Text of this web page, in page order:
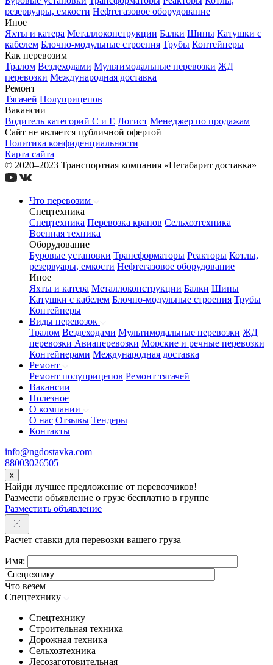
резервуары, емкости Нефтегазовое оборудование
Иное
Яхты и катера Металлоконструкции Балки Шины Катушки с
кабелем Блочно-модульные строения Трубы Контейнеры
Как перевозим
Тралом Вездеходами Мультимодальные перевозки ЖД
перевозки Международная доставка
Ремонт
Тягачей Полуприцепов
Вакансии
Водитель категорий С и Е Логист Менеджер по продажам
Сайт не является публичной офертой
Политика конфиденциальности
Карта сайта
© 2020–2023 Транспортная компания «Негабарит доставка»
Что перевозим
Спецтехника
Спецтехника Перевозка кранов Сельхозтехника
Военная техника
Оборудование
Буровые установки Трансформаторы Реакторы Котлы,
резервуары, емкости Нефтегазовое оборудование
Иное
Яхты и катера Металлоконструкции Балки Шины
Катушки с кабелем Блочно-модульные строения Трубы
Контейнеры
Виды перевозок
Тралом Вездеходами Мультимодальные перевозки ЖД
перевозки Авиаперевозки Морские и речные перевозки
Контейнерами Международная доставка
Ремонт
Ремонт полуприцепов Ремонт тягачей
Вакансии
Полезное
О компании
О нас Отзывы Тендеры
Контакты
info@ngdostavka.com
88003026505
x
Найди лучшее предложение от перевозчиков!
Размести объявление о грузе бесплатно в группе
Разместить объявление
Расчет ставки для перевозки вашего груза
Имя:
Что везем
Спецтехнику
Спецтехнику
Строительная техника
Дорожная техника
Сельхозтехника
Лесозаготовительная